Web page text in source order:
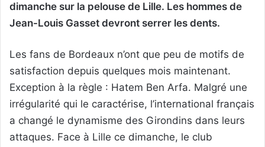
dimanche sur la pelouse de Lille. Les hommes de
Jean-Louis Gasset devront serrer les dents.
Les fans de Bordeaux n’ont que peu de motifs de
satisfaction depuis quelques mois maintenant.
Exception à la règle : Hatem Ben Arfa. Malgré une
irrégularité qui le caractérise, l’international français
a changé le dynamisme des Girondins dans leurs
attaques. Face à Lille ce dimanche, le club